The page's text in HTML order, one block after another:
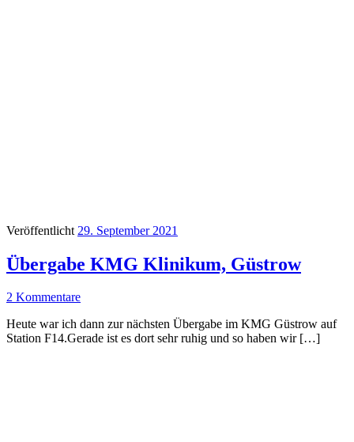
Veröffentlicht 29. September 2021
Übergabe KMG Klinikum, Güstrow
2 Kommentare
Heute war ich dann zur nächsten Übergabe im KMG Güstrow auf
Station F14.Gerade ist es dort sehr ruhig und so haben wir […]